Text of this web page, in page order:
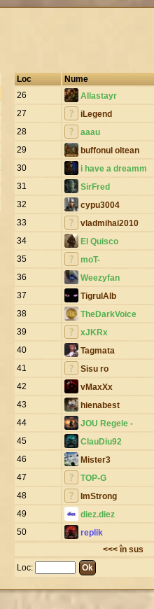
Loc
Nume
26
Allastayr
27
iLegend
28
aaau
29
buffonul oltean
30
i have a dreamm
31
SirFred
32
cypu3004
33
vladmihai2010
34
El Quisco
35
moT-
36
Weezyfan
37
TigrulAlb
38
TheDarkVoice
39
xJKRx
40
Tagmata
41
Sisu ro
42
vMaxXx
43
hienabest
44
JOU Regele -
45
ClauDiu92
46
Mister3
47
TOP-G
48
ImStrong
49
diez.diez
50
replik
<<< în sus
Loc: